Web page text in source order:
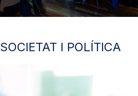
SOCIETAT I POLÍTICA